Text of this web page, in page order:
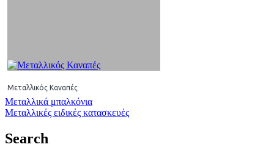
Μεταλλικός Καναπές
Πλοήγηση
άρθρων
Μεταλλικά μπαλκόνια
Μεταλλικές ειδικές κατασκευές
Search